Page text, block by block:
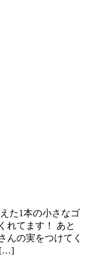
た1本の小さなゴ
れてます！ あと
んの実をつけてく
[…]